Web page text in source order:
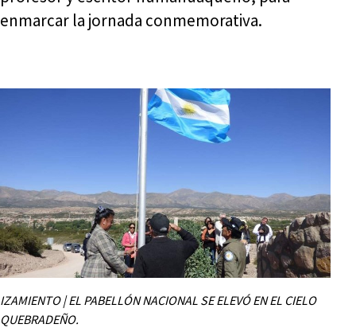
enmarcar la jornada conmemorativa.
IZAMIENTO | EL PABELLÓN NACIONAL SE ELEVÓ EN EL CIELO
QUEBRADEÑO.